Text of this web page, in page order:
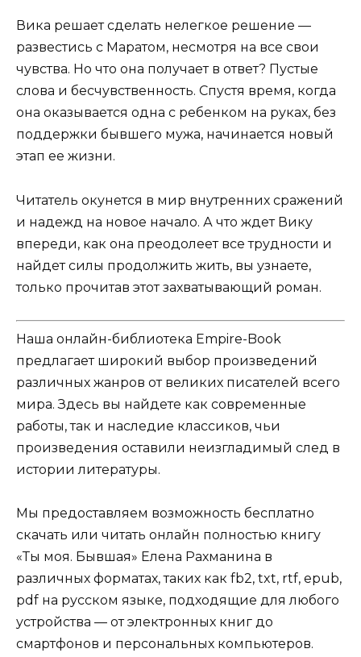
Вика решает сделать нелегкое решение —
развестись с Маратом, несмотря на все свои
чувства. Но что она получает в ответ? Пустые
слова и бесчувственность. Спустя время, когда
она оказывается одна с ребенком на руках, без
поддержки бывшего мужа, начинается новый
этап ее жизни.
Читатель окунется в мир внутренних сражений
и надежд на новое начало. А что ждет Вику
впереди, как она преодолеет все трудности и
найдет силы продолжить жить, вы узнаете,
только прочитав этот захватывающий роман.
Наша онлайн-библиотека Empire-Book
предлагает широкий выбор произведений
различных жанров от великих писателей всего
мира. Здесь вы найдете как современные
работы, так и наследие классиков, чьи
произведения оставили неизгладимый след в
истории литературы.
Мы предоставляем возможность бесплатно
скачать или читать онлайн полностью книгу
«Ты моя. Бывшая» Елена Рахманина в
различных форматах, таких как fb2, txt, rtf, epub,
pdf на русском языке, подходящие для любого
устройства — от электронных книг до
смартфонов и персональных компьютеров.